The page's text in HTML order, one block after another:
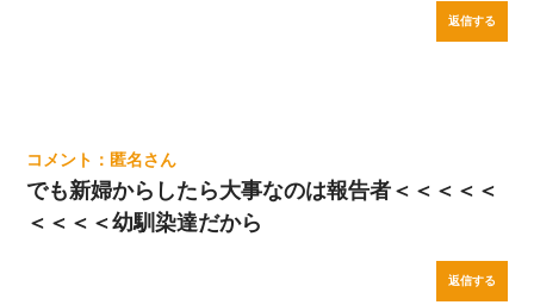
返信する
匿名
でも新婦からしたら大事なのは報告者＜＜＜＜＜
＜＜＜＜幼馴染達だから
返信する